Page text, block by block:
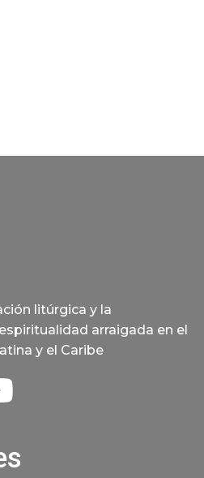
litúrgica y la
arraigada en el
y el Caribe